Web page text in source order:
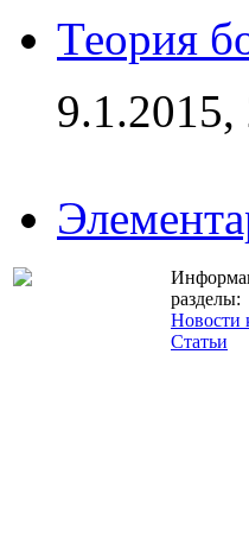
Теория
9.1.2015,
разделы:
Новости
Статьи